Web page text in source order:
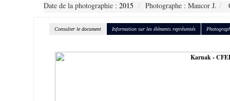
Date de la photographie : 2015 Photographe : Maucor J.
Consulter le document Information sur les éléments représentés